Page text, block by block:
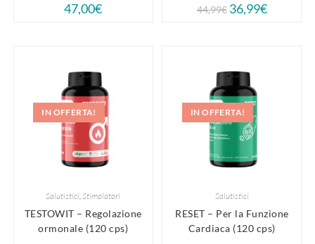
47,00€ 44,99€ 36,99€
IN OFFERTA!
Salutistici ,Stimolatori
TESTOWIT – Regolazione
ormonale (120 cps)
IN OFFERTA!
Salutistici
RESET – Per la Funzione
Cardiaca (120 cps)